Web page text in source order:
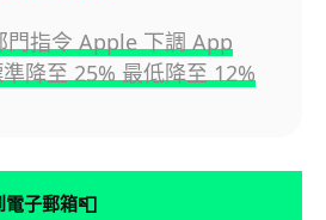
門指令 Apple 下調 App
降至 25% 最低降至 12%
電子郵箱📮